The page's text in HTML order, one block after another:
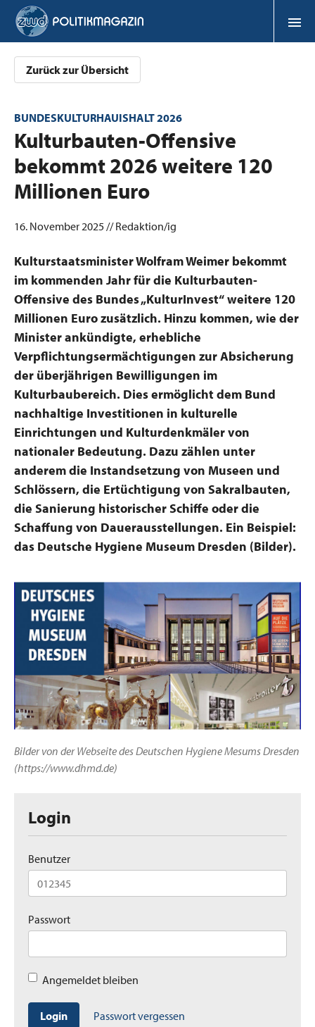
Zurück zur Übersicht
BUNDESKULTURHAUISHALT 2026
:Kulturbauten-Offensive
bekommt 2026 weitere 120
Millionen Euro
16. November 2025 // Redaktion/ig
Kulturstaatsminister Wolfram Weimer bekommt
im kommenden Jahr für die Kulturbauten-
Offensive des Bundes „KulturInvest“ weitere 120
Millionen Euro zusätzlich. Hinzu kommen, wie der
Minister ankündigte, erhebliche
Verpflichtungsermächtigungen zur Absicherung
der überjährigen Bewilligungen im
Kulturbaubereich. Dies ermöglicht dem Bund
nachhaltige Investitionen in kulturelle
Einrichtungen und Kulturdenkmäler von
nationaler Bedeutung. Dazu zählen unter
anderem die Instandsetzung von Museen und
Schlössern, die Ertüchtigung von Sakralbauten,
die Sanierung historischer Schiffe oder die
Schaffung von Dauerausstellungen. Ein Beispiel:
das Deutsche Hygiene Museum Dresden (Bilder).
Bilder von der Webseite des Deutschen Hygiene Mesums Dresden
(https://www.dhmd.de)
Login
Benutzer
Passwort
Angemeldet bleiben
Login Passwort vergessen